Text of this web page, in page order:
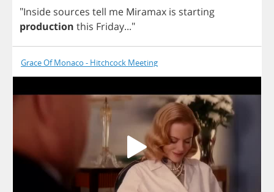
"Inside sources tell me Miramax is starting
production this Friday..."
Grace Of Monaco - Hitchcock Meeting